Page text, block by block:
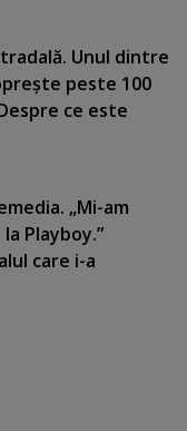
Unul dintre
peste 100
ce este
„Mi-am
Playboy.”
care i-a